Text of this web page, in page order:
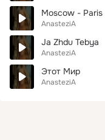
Moscow - Paris
AnasteziA
Ja Zhdu Tebya
AnasteziA
Этот Мир
AnasteziA